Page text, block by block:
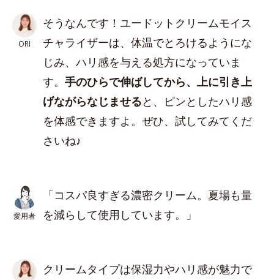
ORI
そうなんです！ユードットクリームモイス
チャライザーは、体温でとろけるようにな
じみ、ハリ感を与える処方になっていま
す。 手のひらで伸ばしてから、上に引き上
げながらなじませると、ピンとしたハリ感
を体感できますよ。ぜひ、試してみてくだ
さいね♪
愛用者
「コスパ良すぎる濃密クリーム。夏場も量
を減らして使用しています。」
クリームタイプは保湿力やハリ感が魅力で